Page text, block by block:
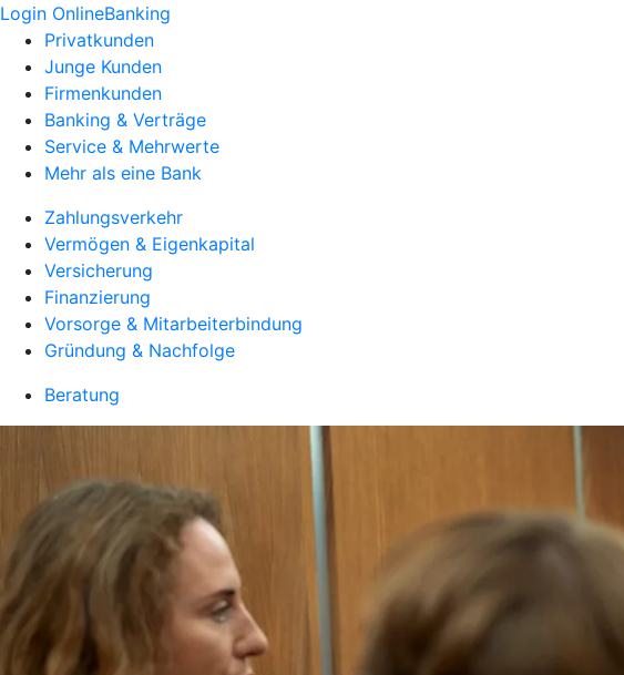
Login OnlineBanking
Privatkunden
Junge Kunden
Firmenkunden
Banking & Verträge
Service & Mehrwerte
Mehr als eine Bank
Zahlungsverkehr
Vermögen & Eigenkapital
Versicherung
Finanzierung
Vorsorge & Mitarbeiterbindung
Gründung & Nachfolge
Beratung